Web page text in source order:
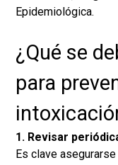
Epidemiológica.
¿Qué se
para
1. Revisar
Es clave